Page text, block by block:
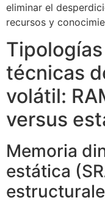
eliminar el
recursos y
técnicas
volátil:
versus
Memoria
estática